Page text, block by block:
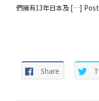
們擁有13年日本及 […]
Share